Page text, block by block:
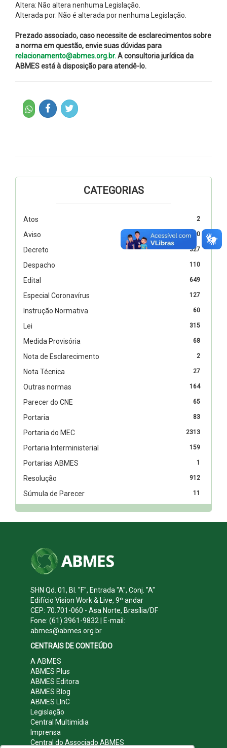
Altera: Não altera nenhuma Legislação.
Alterada por: Não é alterada por nenhuma Legislação.
Prezado associado, caso necessite de esclarecimentos sobre
a norma em questão, envie suas dúvidas para
relacionamento@abmes.org.br.A consultoria jurídica da
ABMES está à disposição para atendê-lo.
CATEGORIAS
2
Atos
10
Aviso
327
Decreto
110
Despacho
649
Edital
127
Especial Coronavírus
60
Instrução Normativa
315
Lei
68
Medida Provisória
2
Nota de Esclarecimento
27
Nota Técnica
164
Outras normas
65
Parecer do CNE
83
Portaria
2313
Portaria do MEC
159
Portaria Interministerial
1
Portarias ABMES
912
Resolução
11
Súmula de Parecer
SHN Qd. 01, Bl. "F", Entrada "A", Conj. "A"
Edifício Vision Work & Live, 9º andar
CEP: 70.701-060 - Asa Norte, Brasília/DF
Fone: (61) 3961-9832 | E-mail:
abmes@abmes.org.br
CENTRAIS DE CONTEÚDO
A ABMES
ABMES Plus
ABMES Editora
ABMES Blog
ABMES LInC
Legislação
Central Multimídia
Imprensa
Central do Associado ABMES